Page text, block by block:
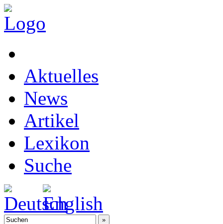
Aktuelles
News
Artikel
Lexikon
Suche